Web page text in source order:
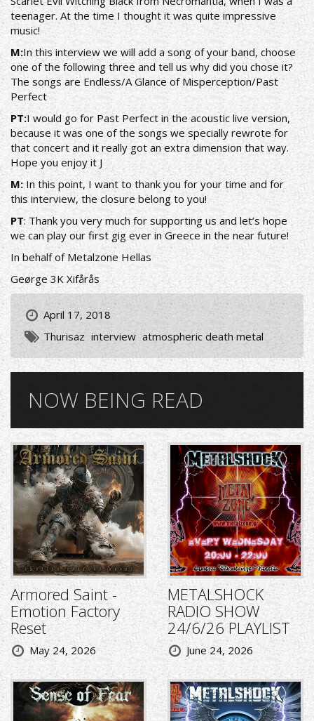
teenager. At the time I thought it was quite impressive
music!
Μ:In this interview we will add a song of your band, choose
one of the following three and tell us why did you chose it?
The songs are Endless/A Glance of Misperception/Past
Perfect
ΡΤ:I would go for Past Perfect in the acoustic live version,
because it was one of the songs we specially rewrote for
that concert and it really got an extra dimension that way.
Hope you enjoy it J
Μ:In this point, I want to thank you for your time and for
this interview, the closure belong to you!
ΡΤ: Thank you very much for supporting us and let’s hope
we can play our first gig ever in Greece in the near future!
In behalf of Metalzone Hellas
Geørge 3K Xifårås
April 17, 2018
Thurisaz interview atmospheric death metal
NOW BEING READ
Armored Saint -
Emotion Factory
Reset
May 24, 2026
METALSHOCK
RADIO SHOW
24/6/26 PLAYLIST
June 24, 2026